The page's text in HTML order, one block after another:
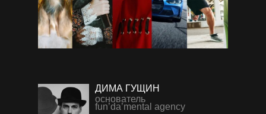
ДИМА ГУЩИН
основатель
fun’da’mental agency